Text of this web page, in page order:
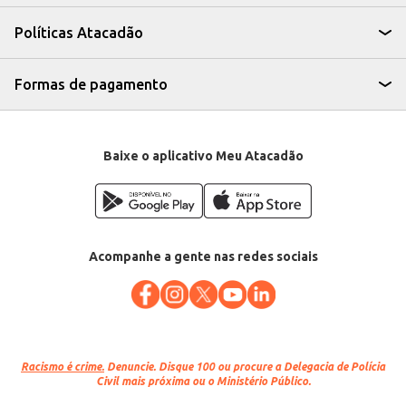
público que busca praticidade e qualidade.
Pode ser utilizado em preparos diversos, como assados, cozidos ou até
mesmo desfiado para outros pratos.
e eventos. Sua apresentação em peça permite um melhor controle de
porções e um aproveitamento otimizado do produto.
Marca: Pamplona
Políticas Atacadão
Formas de pagamento
Baixe o aplicativo Meu Atacadão
Acompanhe a gente nas redes sociais
Racismo é crime. Denuncie. Disque 100 ou procure a Delegacia de Polícia
Civil mais próxima ou o Ministério Público.